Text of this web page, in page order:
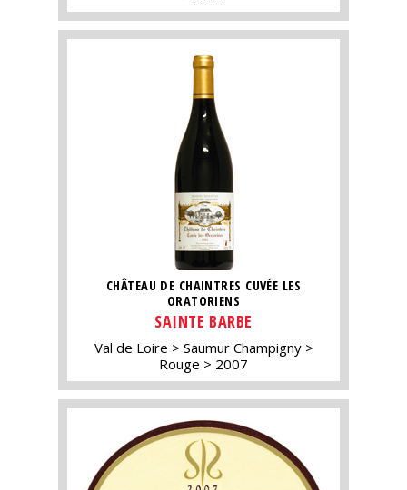
CHÂTEAU DE CHAINTRES CUVÉE LES
ORATORIENS
SAINTE BARBE
Val de Loire
Saumur Champigny
Rouge
2007